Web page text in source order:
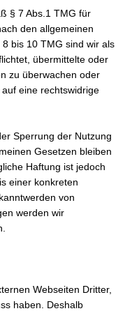
§ 7 Abs.1 TMG für
den allgemeinen
bis 10 TMG sind wir als
übermittelte oder
zu überwachen oder
eine rechtswidrige
Sperrung der Nutzung
Gesetzen bleiben
Haftung ist jedoch
einer konkreten
von
werden wir
Webseiten Dritter,
haben. Deshalb